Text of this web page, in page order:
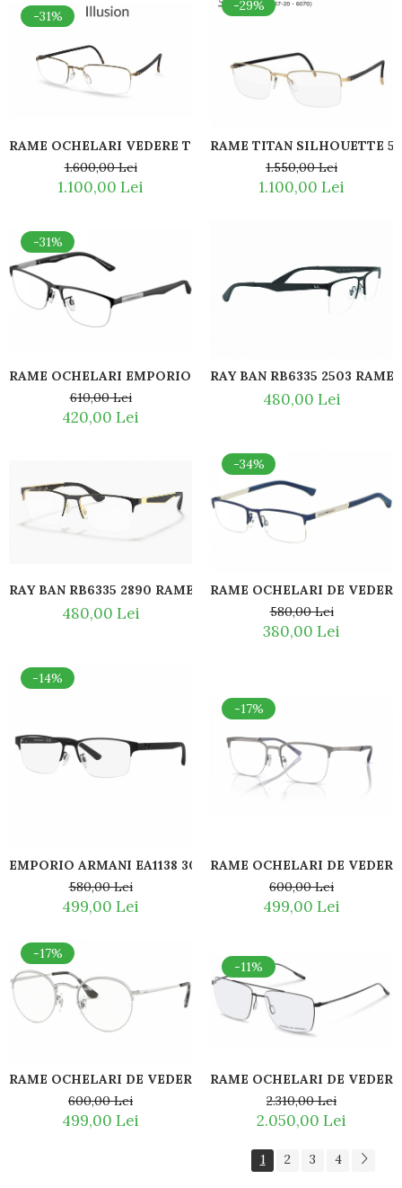
-31%
RAME OCHELARI VEDERE TITAN SILHOUETTE 5559 75
1.600,00 Lei
1.100,00 Lei
-29%
RAME TITAN SILHOUETTE
1.550,00 Lei
1.100,00 Lei
-31%
RAME OCHELARI EMPORIO ARMANI EA1142 3001
610,00 Lei
420,00 Lei
RAY BAN RB6335 2503 RAME
480,00 Lei
RAY BAN RB6335 2890 RAME OCHELARI VEDERE
480,00 Lei
-34%
580,00 Lei
380,00 Lei
-14%
EMPORIO ARMANI EA1138 3001 56-17 RAME OCHELARI DE
580,00 Lei
499,00 Lei
-17%
RAME OCHELARI DE
600,00 Lei
499,00 Lei
-17%
RAME OCHELARI DE VEDERE RAY BAN RB3947V 2501
600,00 Lei
499,00 Lei
-11%
RAME OCHELARI DE
2.310,00 Lei
2.050,00 Lei
1 2 3 4